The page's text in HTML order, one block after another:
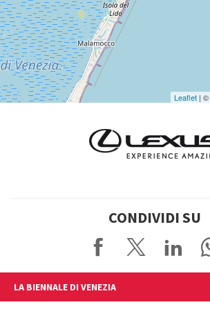
Leaflet | ©
CONDIVIDI SU
LA BIENNALE DI VENEZIA